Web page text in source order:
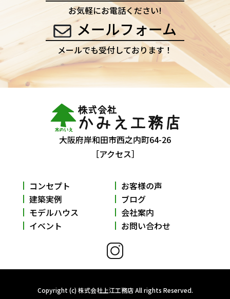
お気軽にお電話ください!
メールフォーム
メールでも受付しております！
大阪府岸和田市西之内町64-26
［アクセス］
コンセプト
建築実例
モデルハウス
イベント
お客様の声
ブログ
会社案内
お問い合わせ
Copyright (c) 株式会社上江工務店 All rights Reserved.